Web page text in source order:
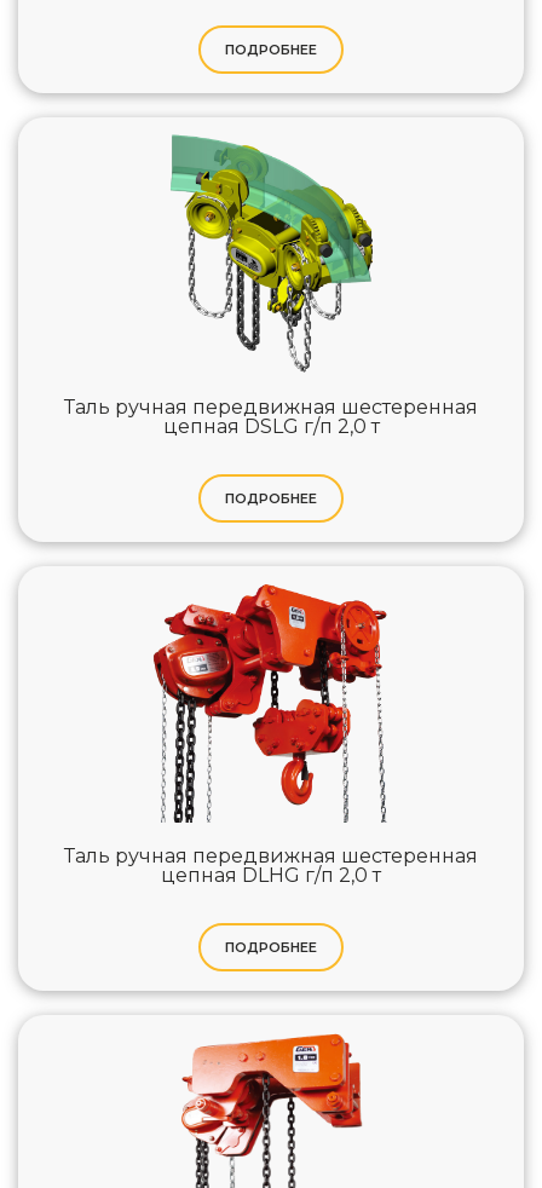
ПОДРОБНЕЕ
Таль ручная передвижная шестеренная
цепная DSLG г/п 2,0 т
ПОДРОБНЕЕ
Таль ручная передвижная шестеренная
цепная DLHG г/п 2,0 т
ПОДРОБНЕЕ